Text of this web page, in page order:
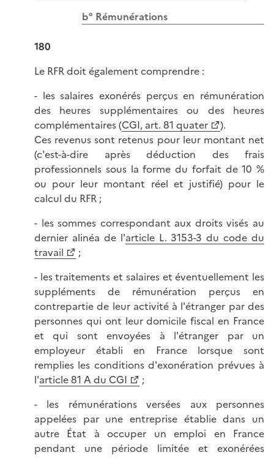
b° Rémunérations
180
Le RFR doit également comprendre :
- les salaires exonérés perçus en rémunération
des heures supplémentaires ou des heures
complémentaires (CGI, art. 81 quater
).
Ces revenus sont retenus pour leur montant net
(c'est-à-dire après déduction des frais
professionnels sous la forme du forfait de 10 %
ou pour leur montant réel et justifié) pour le
calcul du RFR ;
- les sommes correspondant aux droits visés au
dernier alinéa de l'article L. 3153-3 du code du
travail
;
- les traitements et salaires et éventuellement les
suppléments de rémunération perçus en
contrepartie de leur activité à l'étranger par des
personnes qui ont leur domicile fiscal en France
et qui sont envoyées à l'étranger par un
employeur établi en France lorsque sont
remplies les conditions d'exonération prévues à
l'article 81 A du CGI
;
- les rémunérations versées aux personnes
appelées par une entreprise établie dans un
autre État à occuper un emploi en France
pendant une période limitée et exonérées